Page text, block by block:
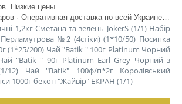
Низкие цены.
Высокое качество товаров · Оперативная доставка по всей Украине · Удобная оплата
1,2кг Сметана та зелень JokerS (1/1) Набір
№2 (4стіки) (1*10/50) Посипка
(1*25/200) Чай "Batik " 100г Platinum Чорний
"Batik " 90г Platinum Earl Grey Чорний з
12)
Чай "Batik" 100ф/п*2г Королівський
1000г бекон "Жайвір" ЕКРАН (1/1)